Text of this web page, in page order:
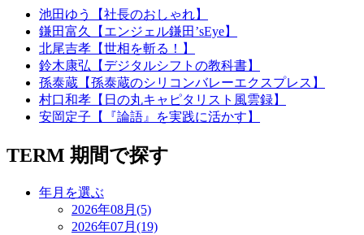
池田ゆう【社長のおしゃれ】
鎌田富久【エンジェル鎌田’sEye】
北尾吉孝【世相を斬る！】
鈴木康弘【デジタルシフトの教科書】
孫泰蔵【孫泰蔵のシリコンバレーエクスプレス】
村口和孝【日の丸キャピタリスト風雲録】
安岡定子【『論語』を実践に活かす】
TERM 期間で探す
年月を選ぶ
2026年08月(5)
2026年07月(19)